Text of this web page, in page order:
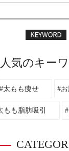
人気のキー
#太もも痩せ #
もも脂肪吸引